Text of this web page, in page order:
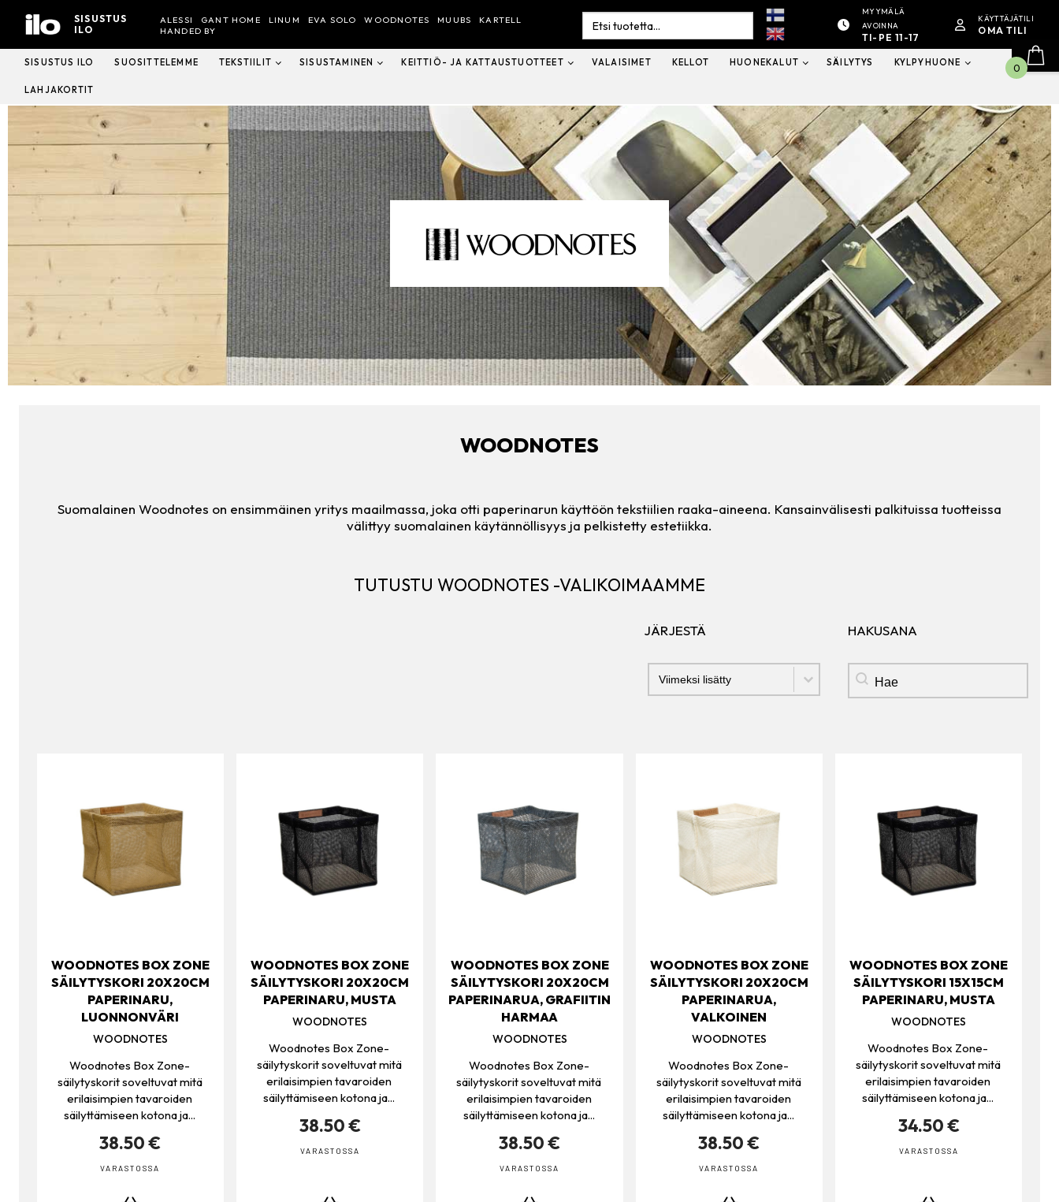
sisältöön
SISUSTUS
ILO
ALESSI GANT HOME LINUM EVA SOLO WOODNOTES MUUBS
KARTELL
HANDED BY
Search
for:
MYYMÄLÄ
AVOINNA
TI-PE 11-17
KÄYTTÄJÄTILI
OMA TILI
SISUSTUS ILO SUOSITTELEMME TEKSTIILIT SISUSTAMINEN KEITTIÖ- JA KATTAUSTUOTTEET VALAISIMET KELLOT HUONEKALUT SÄILYTYS KYLPYHUONE
LAHJAKORTIT
WOODNOTES
Suomalainen Woodnotes on ensimmäinen yritys maailmassa, joka otti paperinarun käyttöön tekstiilien raaka-aineena. Kansainvälisesti palkituissa tuotteissa
välittyy suomalainen käytännöllisyys ja pelkistetty estetiikka.
TUTUSTU WOODNOTES -VALIKOIMAAMME
JÄRJESTÄ
JÄRJESTÄ
Järjestä
HAKUSANA
HAKUSANA
Hakusana
WOODNOTES BOX ZONE
SÄILYTYSKORI 20X20CM
PAPERINARU,
LUONNONVÄRI
WOODNOTES
Woodnotes Box Zone-
säilytyskorit soveltuvat mitä
erilaisimpien tavaroiden
säilyttämiseen kotona ja...
38.50 €
VARASTOSSA
WOODNOTES BOX ZONE
SÄILYTYSKORI 20X20CM
PAPERINARU, MUSTA
WOODNOTES
Woodnotes Box Zone-
säilytyskorit soveltuvat mitä
erilaisimpien tavaroiden
säilyttämiseen kotona ja...
38.50 €
VARASTOSSA
WOODNOTES BOX ZONE
SÄILYTYSKORI 20X20CM
PAPERINARUA, GRAFIITIN
HARMAA
WOODNOTES
Woodnotes Box Zone-
säilytyskorit soveltuvat mitä
erilaisimpien tavaroiden
säilyttämiseen kotona ja...
38.50 €
VARASTOSSA
WOODNOTES BOX ZONE
SÄILYTYSKORI 20X20CM
PAPERINARUA,
VALKOINEN
WOODNOTES
Woodnotes Box Zone-
säilytyskorit soveltuvat mitä
erilaisimpien tavaroiden
säilyttämiseen kotona ja...
38.50 €
VARASTOSSA
WOODNOTES BOX ZONE
SÄILYTYSKORI 15X15CM
PAPERINARU, MUSTA
WOODNOTES
Woodnotes Box Zone-
säilytyskorit soveltuvat mitä
erilaisimpien tavaroiden
säilyttämiseen kotona ja...
34.50 €
VARASTOSSA
0